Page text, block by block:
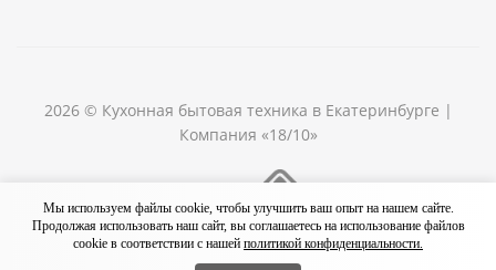
2026 © Кухонная бытовая техника в Екатеринбурге |
Компания «18/10»
Мы используем файлы cookie, чтобы улучшить ваш опыт на нашем сайте.
Продолжая использовать наш сайт, вы соглашаетесь на использование файлов
cookie в соответствии с нашей политикой конфиденциальности.